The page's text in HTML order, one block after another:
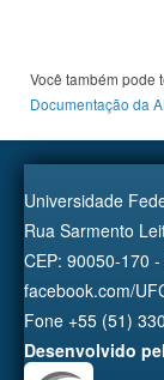
Você também pode
Documentação da
Universidade
Rua Sarmento
CEP: 90050-170
facebook.com/
Fone +55 (51)
Desenvolvido